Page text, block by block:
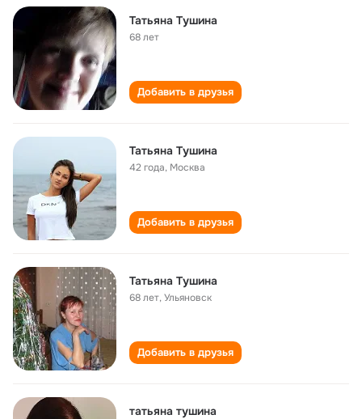
Татьяна Тушина
68 лет
Добавить в друзья
Татьяна Тушина
42 года, Москва
Добавить в друзья
Татьяна Тушина
68 лет,Ульяновск
Добавить в друзья
татьяна тушина